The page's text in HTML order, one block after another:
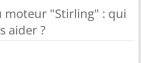
moteur "Stirling" : qui
aider ?